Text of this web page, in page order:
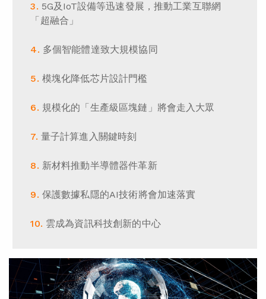
5G及IoT設備等迅速發展，推動工業互聯網
「超融合」
多個智能體達致大規模協同
模塊化降低芯片設計門檻
規模化的「生產級區塊鏈」將會走入大眾
量子計算進入關鍵時刻
新材料推動半導體器件革新
保護數據私隱的AI技術將會加速落實
雲成為資訊科技創新的中心